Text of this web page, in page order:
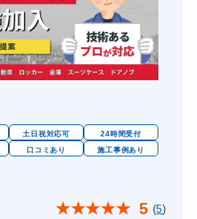
14,300円～(税込)
11,000円～(税込)
8,800円～(税込)
8,800円～(税込)
土日祝対応可
24時間受付
口コミあり
施工事例あり
★★★★★ 5 (5)